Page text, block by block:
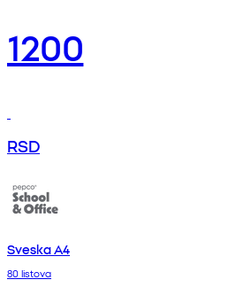
1200
RSD
Sveska A4
80 listova